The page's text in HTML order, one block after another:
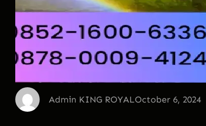
Admin KING ROYALOctober 6, 2024